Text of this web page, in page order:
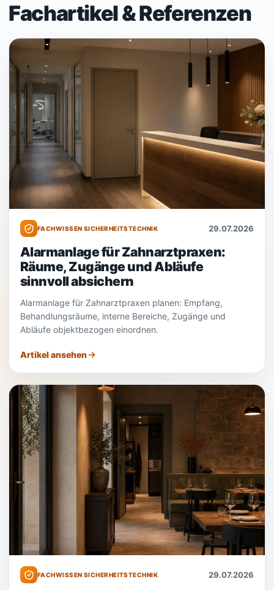
Fachartikel & Referenzen
FACHWISSEN SICHERHEITSTECHNIK 29.07.2026
Alarmanlage für Zahnarztpraxen:
Räume, Zugänge und Abläufe
sinnvoll absichern
Alarmanlage für Zahnarztpraxen planen: Empfang,
Behandlungsräume, interne Bereiche, Zugänge und
Abläufe objektbezogen einordnen.
Artikel ansehen
FACHWISSEN SICHERHEITSTECHNIK 29.07.2026